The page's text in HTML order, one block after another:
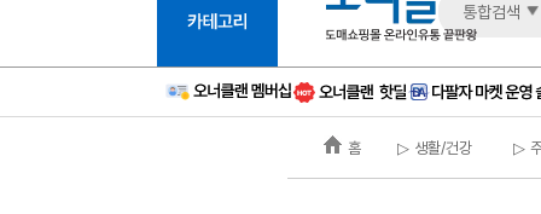
6등급
15등급
16등급
통합검색
홈 ▷ 생활/건강 ▷